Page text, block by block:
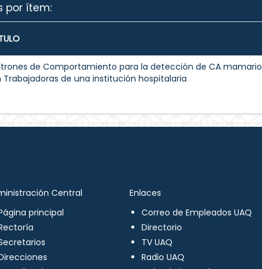
por ítem:
de Comportamiento para la detección de CA mamario
Trabajadoras de una institución hospitalaria
Central
principal
Enlaces
Correo de Empleados UAQ
Directorio
TV UAQ
Radio UAQ